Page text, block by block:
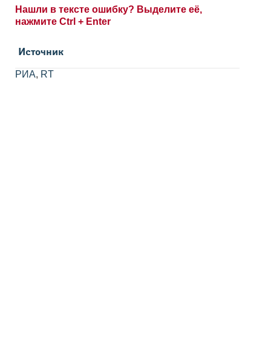
Нашли в тексте ошибку? Выделите её,
нажмите Ctrl + Enter
Источник
РИА, RT